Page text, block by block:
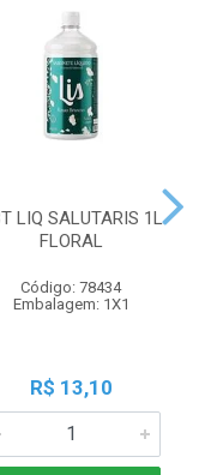
LIQ SALUTARIS 1L
FLORAL
Código: 78434
Embalagem: 1X1
R$ 13,10